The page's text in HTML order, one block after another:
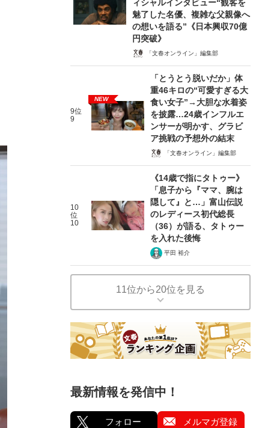
ィシャルインタビュー“観客を
魅了した名優、複雑な父親像へ
の想いを語る”《日本興収70億
円突破》
「文春オンライン」編集部
9位
9
NEW
「とうとう脱いだか」体
重46キロの“可愛すぎる大
食い女子”→大胆な水着姿
を披露…24歳インフルエ
ンサーが明かす、グラビ
ア挑戦の予想外の結末
「文春オンライン」編集部
10
位
10
《14歳で指にタトゥー》
「息子から『ママ、腕は
隠して』と…」富山伝説
のレディース初代総長
（36）が語る、タトゥー
を入れた後悔
平田 裕介
11位から20位を見る
最新情報を発信中！
フォロー メルマガ登録